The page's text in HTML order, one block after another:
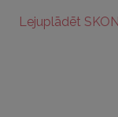
Lejuplādēt